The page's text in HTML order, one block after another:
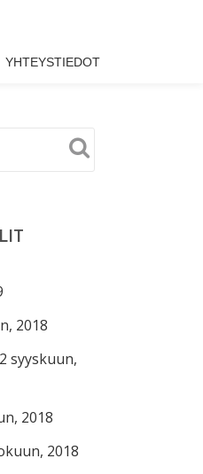
YHTEYSTIEDOT
2018
syyskuun,
2018
2018